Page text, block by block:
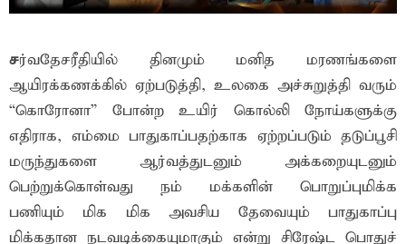
சர்வதேசரீதியில் தினமும் மனித மரணங்களை
ஆயிரக்கணக்கில் ஏற்படுத்தி, உலகை அச்சுறுத்தி வரும்
“கொரோனா” போன்ற உயிர் கொல்லி நோய்களுக்கு
எதிராக, எம்மை பாதுகாப்பதற்காக ஏற்றப்படும் தடுப்பூசி
மருந்துகளை ஆர்வத்துடனும் அக்கறையுடனும்
பெற்றுக்கொள்வது நம் மக்களின் பொறுப்புமிக்க
பணியும் மிக மிக அவசிய தேவையும் பாதுகாப்பு
மிக்கதான நடவடிக்கையுமாகும் என்று சிரேஷ்ட பொதுச்